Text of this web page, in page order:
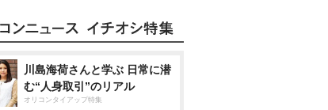
川島海荷さんと学ぶ 日常に潜
む“人身取引”のリアル
オリコンタイアップ特集